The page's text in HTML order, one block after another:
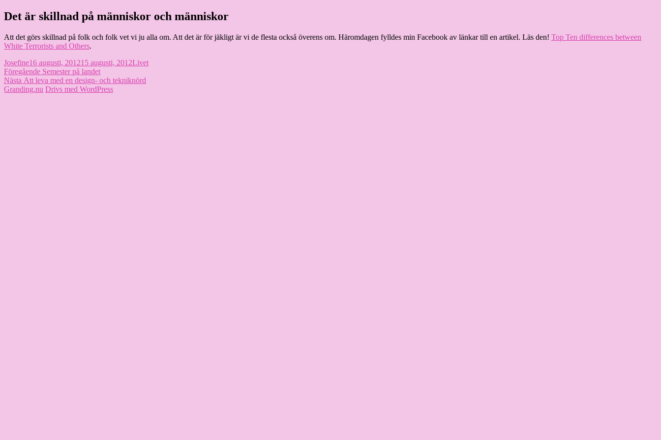
Hoppa
till
Granding.nu
Det är skillnad på människor och människor
Att det görs skillnad på folk och folk vet vi ju alla om. Att det är för jäkligt är vi de flesta också överens om. Häromdagen fylldes min Facebook av länkar till en artikel. Läs den! Top Ten differences between
White Terrorists and Others.
Författare
JosefinePublicerat
den
16 augusti, 201215 augusti, 2012Kategorier
Livet
Inläggsnavigering
Föregående Föregående
inlägg:
Semester på landet
Nästa Nästa
inlägg:
Att leva med en design- och tekniknörd
Granding.nu Drivs med WordPress